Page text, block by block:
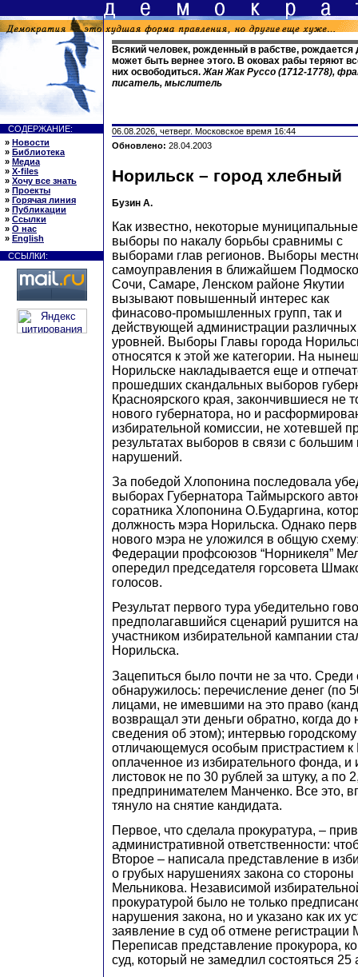
Всякий человек, рожденный в рабстве, рождается
может быть вернее этого. В оковах рабы теряют
них освободиться.Жан Жак Руссо (1712-1778),
писатель, мыслитель
СОДЕРЖАНИЕ:
» Новости
» Библиотека
» Медиа
» X-files
» Хочу все знать
» Проекты
» Горячая линия
» Публикации
» Ссылки
» О нас
» English
ССЫЛКИ:
06.08.2026, четверг. Московское время 16:44
Обновлено: 28.04.2003
Норильск – город хлебный
Бузин А.
Как известно, некоторые муниципальные
выборы по накалу борьбы сравнимы с
выборами глав регионов. Выборы
самоуправления в ближайшем
Сочи, Самаре, Ленском районе Якутии
вызывают повышенный интерес как
финасово-промышленных групп, так и
действующей администрации различных
уровней. Выборы Главы города
относятся к этой же категории. На
Норильске накладывается еще и
прошедших скандальных выборов
Красноярского края, закончившиеся не
нового губернатора, но и
избирательной комиссии, не хотевшей
результатах выборов в связи с большим
нарушений.
За победой Хлопонина последовала
выборах Губернатора Таймырского
соратника Хлопонина О.Бударгина,
должность мэра Норильска. Однако
нового мэра не уложился в общую
Федерации профсоюзов “Норникеля”
опередил председателя горсовета
голосов.
Результат первого тура убедительно
предполагавшийся сценарий рушится
участником избирательной кампании
Норильска.
Зацепиться было почти не за что.
обнаружилось: перечисление денег (по
лицами, не имевшими на это право
возвращал эти деньги обратно, когда до
сведения об этом); интервью
отличающемуся особым пристрастием к
оплаченное из избирательного фонда, и
листовок не по 30 рублей за штуку, а по
предпринимателем Манченко. Все это,
тянуло на снятие кандидата.
Первое, что сделала прокуратура, –
административной ответственности:
Второе – написала представление в
о грубых нарушениях закона со стороны
Мельникова. Независимой
прокуратурой было не только
нарушения закона, но и указано как их
заявление в суд об отмене регистрации
Переписав представление прокурора,
суд, который не замедлил состояться 25